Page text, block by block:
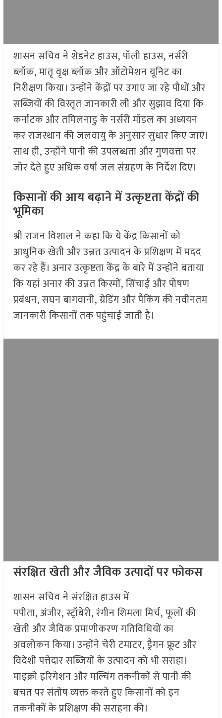
शासन सचिव ने शेडनेट हाउस, पॉली हाउस, नर्सरी
ब्लॉक, मातृ वृक्ष ब्लॉक और ऑटोमेशन यूनिट का
निरीक्षण किया। उन्होंने केंद्रों पर उगाए जा रहे पौधों और
सब्जियों की विस्तृत जानकारी ली और सुझाव दिया कि
कर्नाटक और तमिलनाडु के नर्सरी मॉडल का अध्ययन
कर राजस्थान की जलवायु के अनुसार सुधार किए जाएं।
साथ ही, उन्होंने पानी की उपलब्धता और गुणवत्ता पर
जोर देते हुए अधिक वर्षा जल संग्रहण के निर्देश दिए।
किसानों की आय बढ़ाने में उत्कृष्टता केंद्रों की
भूमिका
श्री राजन विशाल ने कहा कि ये केंद्र किसानों को
आधुनिक खेती और उन्नत उत्पादन के प्रशिक्षण में मदद
कर रहे हैं। अनार उत्कृष्टता केंद्र के बारे में उन्होंने बताया
कि यहां अनार की उन्नत किस्मों, सिंचाई और पोषण
प्रबंधन, सघन बागवानी, ग्रेडिंग और पैकिंग की नवीनतम
जानकारी किसानों तक पहुंचाई जाती है।
संरक्षित खेती और जैविक उत्पादों पर फोकस
शासन सचिव ने संरक्षित हाउस में
पपीता, अंजीर, स्ट्रॉबेरी, रंगीन शिमला मिर्च, फूलों की
खेती और जैविक प्रमाणीकरण गतिविधियों का
अवलोकन किया। उन्होंने चेरी टमाटर, ड्रैगन फ्रूट और
विदेशी पत्तेदार सब्जियों के उत्पादन को भी सराहा।
माइक्रो इरिगेशन और मल्चिंग तकनीकों से पानी की
बचत पर संतोष व्यक्त करते हुए किसानों को इन
तकनीकों के प्रशिक्षण की सराहना की।